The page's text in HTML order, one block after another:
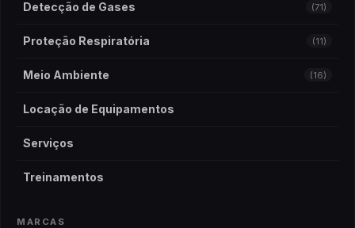
Detecção de Gases (71)
Proteção Respiratória (11)
Meio Ambiente (16)
Locação de Equipamentos
Serviços
Treinamentos
MARCAS